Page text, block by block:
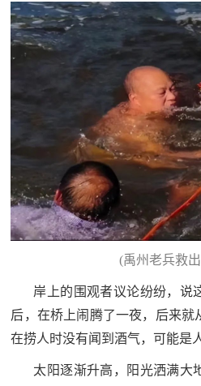
(禹州老兵救
岸上的围观者议论纷纷，说
后，在桥上闹腾了一夜，后来就
在捞人时没有闻到酒气，可能是
太阳逐渐升高，阳光洒满大